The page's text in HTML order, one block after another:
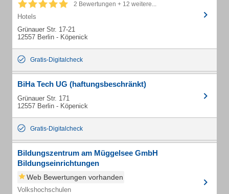
2 Bewertungen + 12 weitere...
Hotels
Grünauer Str. 17-21
12557 Berlin - Köpenick
Gratis-Digitalcheck
BiHa Tech UG (haftungsbeschränkt)
Grünauer Str. 171
12557 Berlin - Köpenick
Gratis-Digitalcheck
Bildungszentrum am Müggelsee GmbH
Bildungseinrichtungen
Web Bewertungen vorhanden
Volkshochschulen